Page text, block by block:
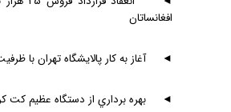
افغانساتان
◄آغاز به كار پالايشگاه تهران با ظرفيت روزانه
◄ بهره برداري از دستگاه عظيم كت